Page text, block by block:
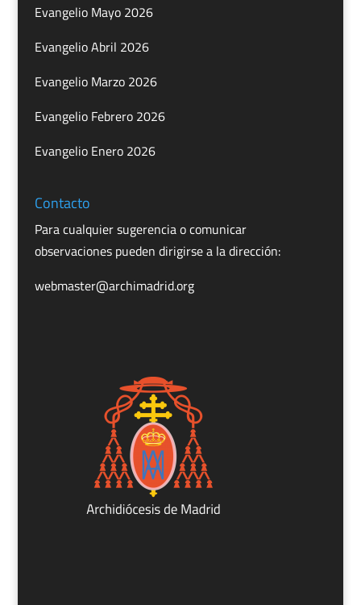
Evangelio Mayo 2026
Evangelio Abril 2026
Evangelio Marzo 2026
Evangelio Febrero 2026
Evangelio Enero 2026
Contacto
Para cualquier sugerencia o comunicar
observaciones pueden dirigirse a la dirección:
webmaster@archimadrid.org